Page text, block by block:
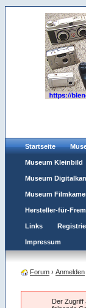
Startseite
Museum Kleinbild
Museum
Museum
Hersteller-für-
Links
Impressum
Forum › Anmelden
Der Zugriff